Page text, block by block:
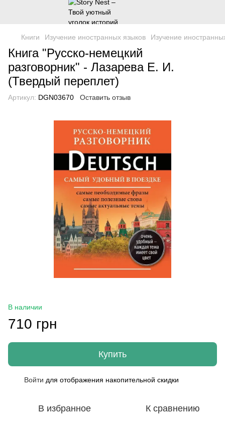
Книги Изучение иностранных языков Изучение
Книга "Русско-немецкий
разговорник" - Лазарева Е. И.
(Твердый переплет)
Артикул: DGN03670 Оставить отзыв
В наличии
710 грн
Купить
Войти для отображения накопительной скидки
В избранное К сравнению